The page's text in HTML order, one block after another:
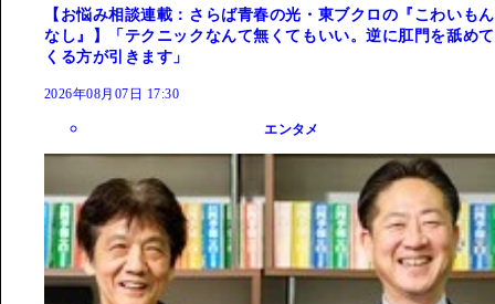
【お悩み相談連載：さらば青春の光・東ブクロの『こわいもん
なし』】「テクニックなんて無くてもいい。逆に肛門を舐めて
くる方が引きます」
2026年08月07日 17:30
エンタメ